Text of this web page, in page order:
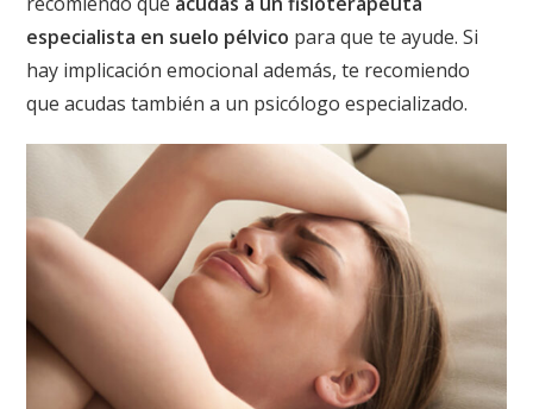
especialista en suelo pélvico para que te ayude. Si
hay implicación emocional además, te recomiendo
que acudas también a un psicólogo especializado.